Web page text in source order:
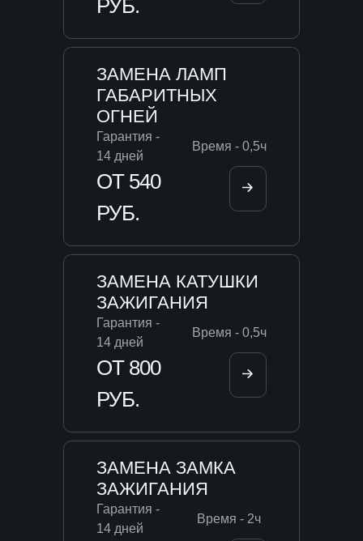
РУБ.
ЗАМЕНА ЛАМП
ГАБАРИТНЫХ
ОГНЕЙ
Гарантия -
14 дней
Время - 0,5ч
ОТ 540
РУБ.
ЗАМЕНА КАТУШКИ
ЗАЖИГАНИЯ
Гарантия -
14 дней
Время - 0,5ч
ОТ 800
РУБ.
ЗАМЕНА ЗАМКА
ЗАЖИГАНИЯ
Гарантия -
14 дней
Время - 2ч